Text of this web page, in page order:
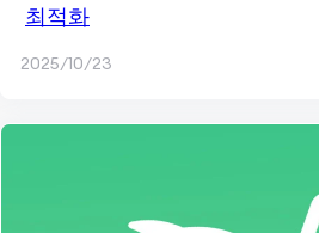
최적화
2025/10/23